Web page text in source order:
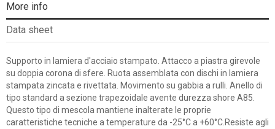
More info
Data sheet
Supporto in lamiera d'acciaio stampato. Attacco a piastra girevole
su doppia corona di sfere. Ruota assemblata con dischi in lamiera
stampata zincata e rivettata. Movimento su gabbia a rulli. Anello di
tipo standard a sezione trapezoidale avente durezza shore A85.
Questo tipo di mescola mantiene inalterate le proprie
caratteristiche tecniche a temperature da -25°C a +60°C.Resiste agli